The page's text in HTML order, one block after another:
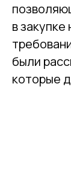
в
были
которые